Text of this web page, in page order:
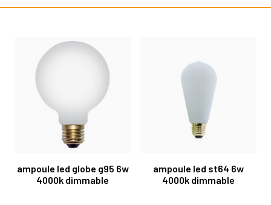
ampoule led globe g95 6w
4000k dimmable
ampoule led st64 6w
4000k dimmable